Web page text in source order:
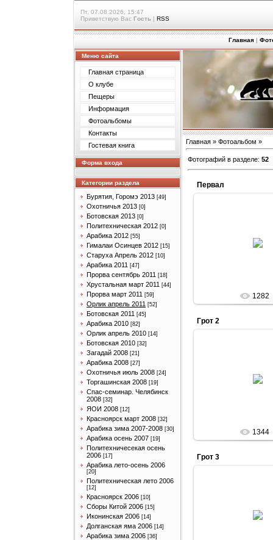
Пт, 07.08.2026, 15:47
Приветствую Вас Гость | RSS
Главная |
Меню сайта
Главная страница
О клубе
Пещеры
Информация
Фотоальбомы
Контакты
Гостевая книга
Форма входа
Категории раздела
Бурятия, Горомэ 2013 [49]
Охотничья 2013 [0]
Ботовская 2013 [0]
Политехническая 2012 [0]
Арабика 2012 [55]
Гималаи Осинцев 2012 [15]
Старуха Апрель 2012 [10]
Арабика 2011 [47]
Прорва сентябрь 2011 [18]
Хрустальная март 2011 [44]
Прорва март 2011 [59]
Орлик апрель 2011 [52]
Ботовская 2011 [45]
Арабика 2010 [82]
Орлик апрель 2010 [14]
Ботовская 2010 [32]
Загадай 2008 [21]
Арабика 2008 [27]
Охотничья июль 2008 [24]
Торгашинская 2008 [19]
Спас-семинар. Челябинск
2008 [32]
ЯОИ 2008 [12]
Красноярск март 2008 [32]
Арабика зима 2007-2008 [30]
Арабика осень 2007 [19]
Политехничесекая осень
2006 [17]
Арабика лето-осень 2006
[20]
Политехническая лето 2006
[12]
Красноярск 2006 [10]
Сборы Китой 2006 [15]
Иконинская 2006 [14]
Долганская яма 2006 [14]
Арабика зима 2006 [36]
Главная » Фотоальбом »
Фотографий в разделе: 52
Первал
1282
Грот 2
1344
Грот 3